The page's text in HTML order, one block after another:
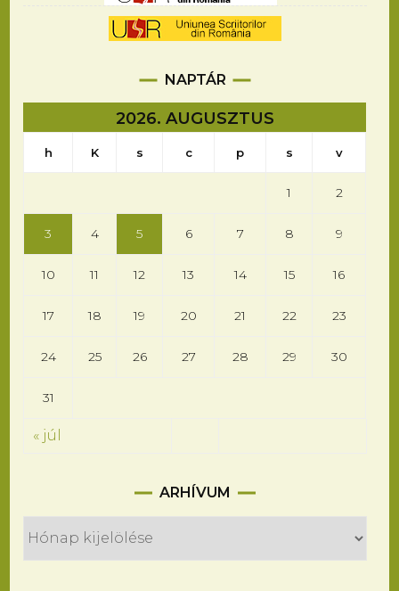
NAPTÁR
2026. AUGUSZTUS
h K s c p s v
1 2
3 4 5 6 7 8 9
10 11 12 13 14 15 16
17 18 19 20 21 22 23
24 25 26 27 28 29 30
31
« júl
ARHÍVUM
Arhívum